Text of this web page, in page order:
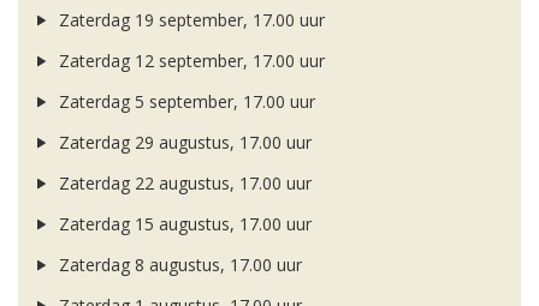
Zaterdag 19 september, 17.00 uur
Zaterdag 12 september, 17.00 uur
Zaterdag 5 september, 17.00 uur
Zaterdag 29 augustus, 17.00 uur
Zaterdag 22 augustus, 17.00 uur
Zaterdag 15 augustus, 17.00 uur
Zaterdag 8 augustus, 17.00 uur